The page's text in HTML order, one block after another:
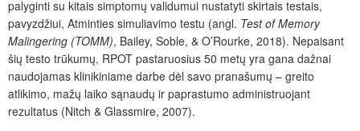
palyginti su kitais simptomų validumui nustatyti skirtais testais,
pavyzdžiui, Atminties simuliavimo testu (angl. Test of Memory
Malingering (TOMM), Bailey, Soble, & O’Rourke, 2018). Nepaisant
šių testo trūkumų, RPOT pastaruosius 50 metų yra gana dažnai
naudojamas klinikiniame darbe dėl savo pranašumų – greito
atlikimo, mažų laiko sąnaudų ir paprastumo administruojant
rezultatus (Nitch & Glassmire, 2007).